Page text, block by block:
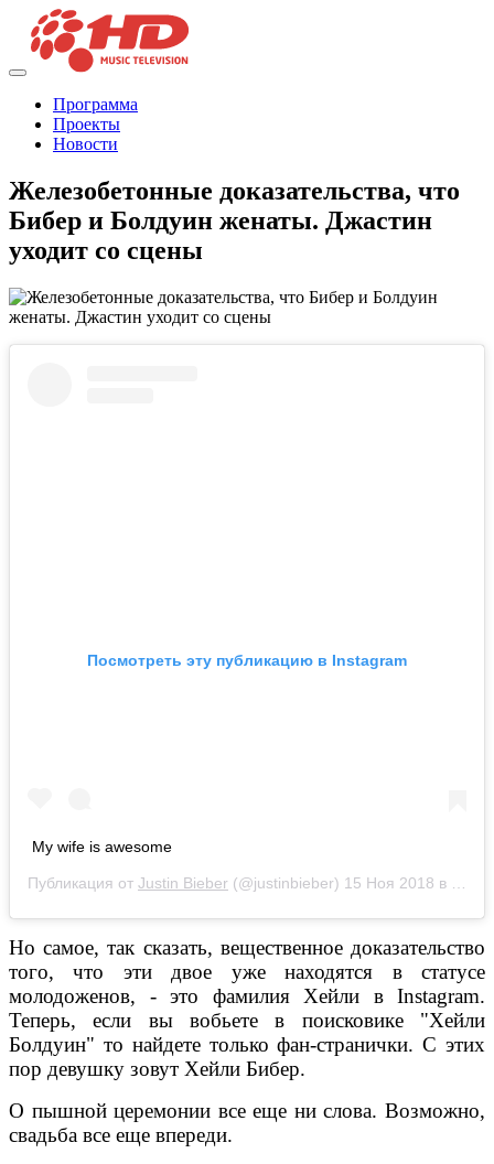
Программа
Проекты
Новости
Железобетонные доказательства, что
Бибер и Болдуин женаты. Джастин
уходит со сцены
Посмотреть эту публикацию в Instagram
My wife is awesome
Публикация от Justin Bieber (@justinbieber) 15 Ноя 2018 в 9:43 PST
Но самое, так сказать, вещественное доказательство
того, что эти двое уже находятся в статусе
молодоженов, - это фамилия Хейли в Instagram.
Теперь, если вы вобьете в поисковике "Хейли
Болдуин" то найдете только фан-странички. С этих
пор девушку зовут Хейли Бибер.
О пышной церемонии все еще ни слова. Возможно,
свадьба все еще впереди.